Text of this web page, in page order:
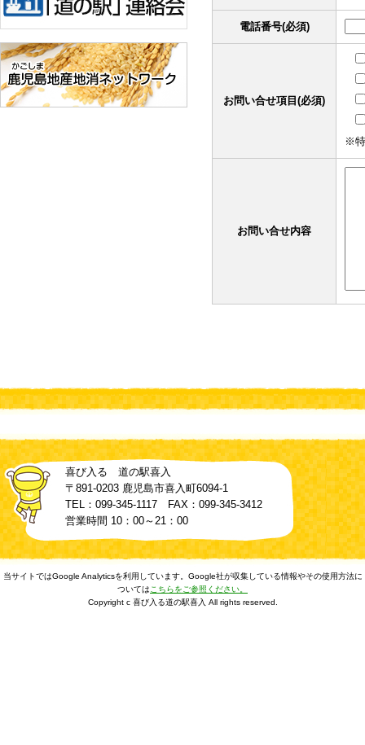
電話番号(必須)
お問い合せ項目(必須)
※特
お問い合せ内容
喜び入る 道の駅喜入
〒891-0203 鹿児島市喜入町6094-1
TEL：099-345-1117 FAX：099-345-3412
営業時間 10：00～21：00
当サイトではGoogle Analyticsを利用しています。Google社が収集している情報やその使用方法に
ついては こちらをご参照ください。
Copyright c 喜び入る道の駅喜入 All rights reserved.